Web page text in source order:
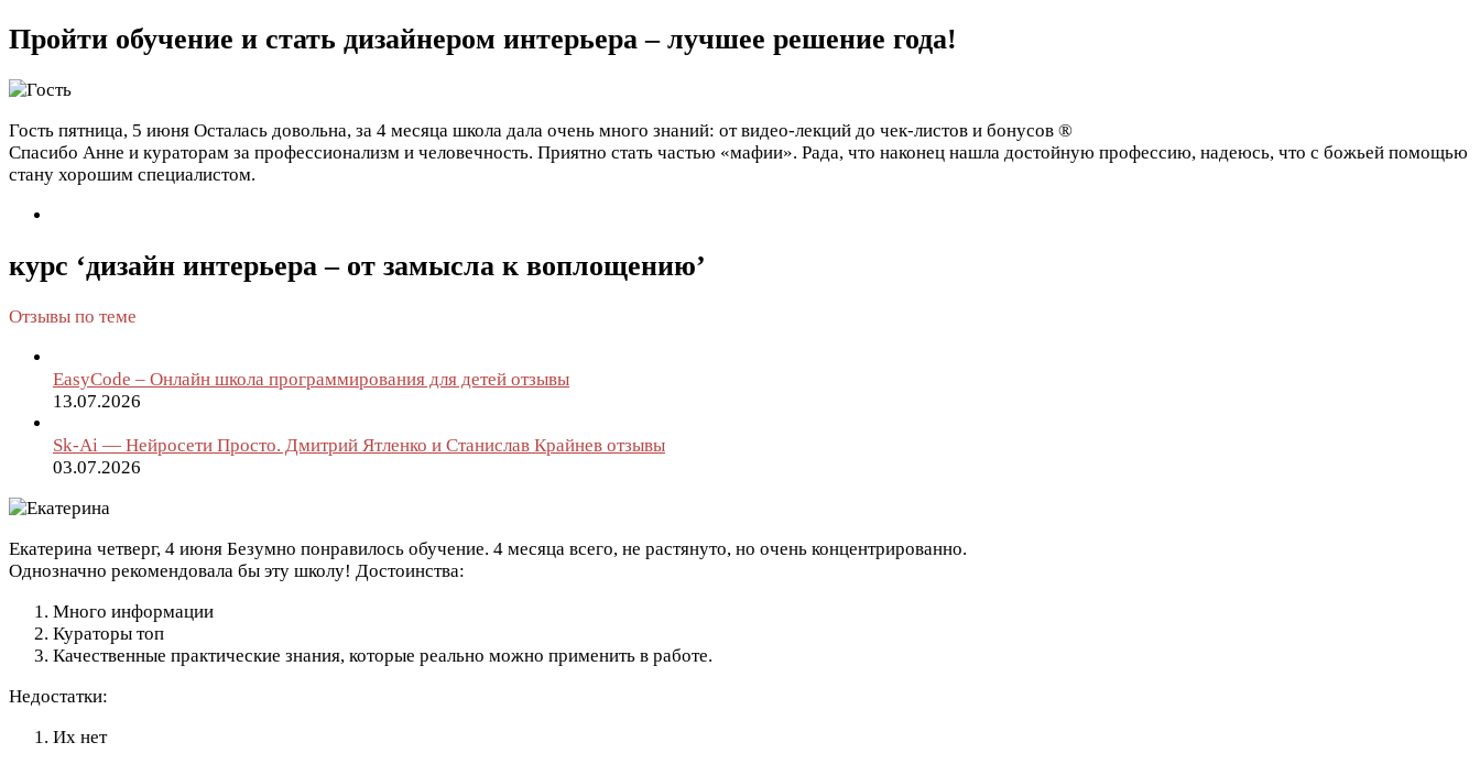
Пройти обучение и стать дизайнером интерьера – лучшее решение года!
Гость пятница, 5 июня Осталась довольна, за 4 месяца школа дала очень много знаний: от видео-лекций до чек-листов и бонусов ®
Спасибо Анне и кураторам за профессионализм и человечность. Приятно стать частью «мафии». Рада, что наконец нашла достойную профессию, надеюсь, что с божьей помощью
стану хорошим специалистом.
курс ‘дизайн интерьера – от замысла к воплощению’
Отзывы по теме
EasyCode – Онлайн школа программирования для детей отзывы
13.07.2026
Sk-Ai — Нейросети Просто. Дмитрий Ятленко и Станислав Крайнев отзывы
03.07.2026
Екатерина четверг, 4 июня Безумно понравилось обучение. 4 месяца всего, не растянуто, но очень концентрированно.
Однозначно рекомендовала бы эту школу! Достоинства:
Много информации
Кураторы топ
Качественные практические знания, которые реально можно применить в работе.
Недостатки:
Их нет